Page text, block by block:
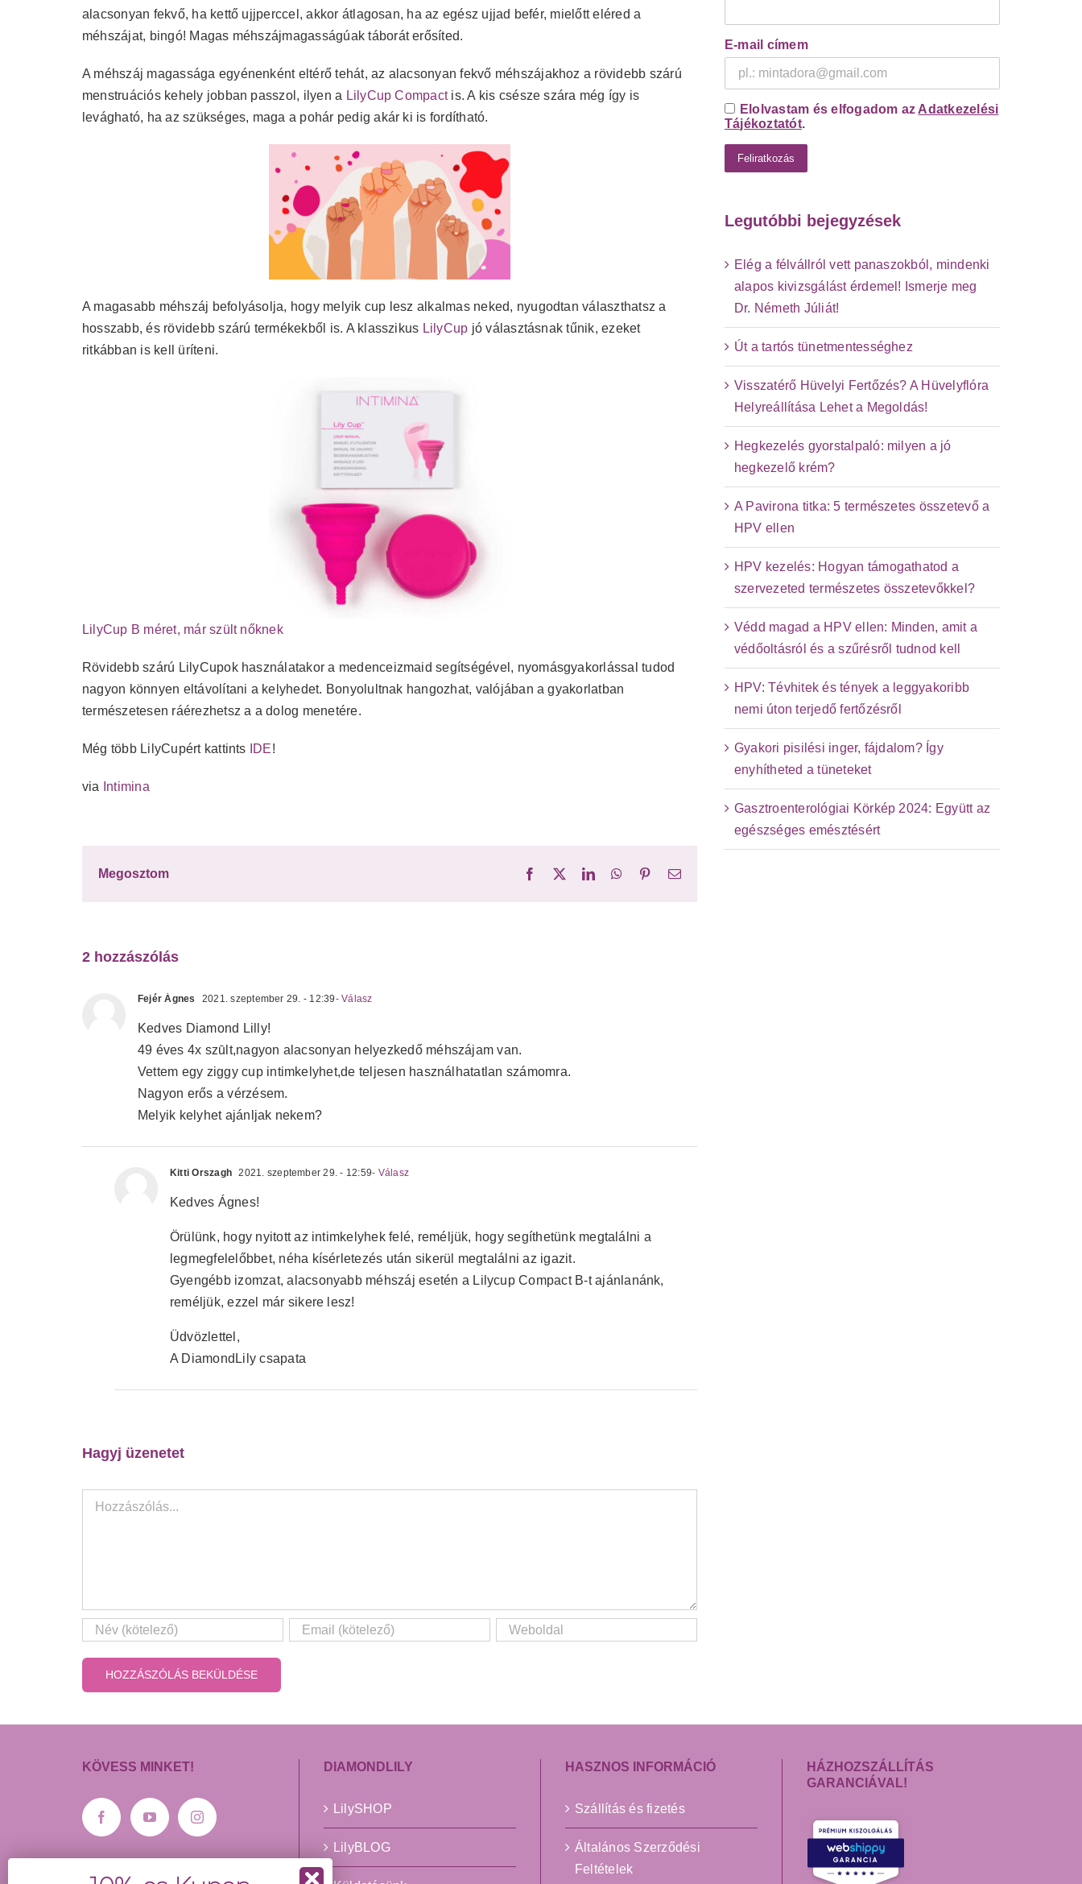
alacsonyan fekvő, ha kettő ujjperccel, akkor átlagosan, ha az egész ujjad befér, mielőtt eléred a
méhszájat, bingó! Magas méhszájmagasságúak táborát erősíted.
A méhszáj magassága egyénenként eltérő tehát, az alacsonyan fekvő méhszájakhoz a rövidebb szárú
menstruációs kehely jobban passzol, ilyen a LilyCup Compactis. A kis csésze szára még így is
levágható, ha az szükséges, maga a pohár pedig akár ki is fordítható.
A magasabb méhszáj befolyásolja, hogy melyik cup lesz alkalmas neked, nyugodtan választhatsz a
hosszabb, és rövidebb szárú termékekből is. A klasszikus LilyCup jó választásnak tűnik, ezeket
ritkábban is kell üríteni.
LilyCup B méret, már szült nőknek
Rövidebb szárú LilyCupok használatakor a medenceizmaid segítségével, nyomásgyakorlással tudod
nagyon könnyen eltávolítani a kelyhedet. Bonyolultnak hangozhat, valójában a gyakorlatban
természetesen ráérezhetsz a a dolog menetére.
Még több LilyCupért kattints IDE!
via Intimina
Megosztom Facebook
X LinkedInWhatsApp
PinterestEmail:
2 hozzászólás
Fejér Ágnes 2021. szeptember 29. - 12:39- Válasz
Kedves Diamond Lilly!
49 éves 4x szūlt,nagyon alacsonyan helyezkedő méhszájam van.
Vettem egy ziggy cup intimkelyhet,de teljesen használhatatlan számomra.
Nagyon erős a vérzésem.
Melyik kelyhet ajánljak nekem?
Kitti Orszagh 2021. szeptember 29. - 12:59- Válasz
Kedves Ágnes!
Örülünk, hogy nyitott az intimkelyhek felé, reméljük, hogy segíthetünk megtalálni a
legmegfelelőbbet, néha kísérletezés után sikerül megtalálni az igazit.
Gyengébb izomzat, alacsonyabb méhszáj esetén a Lilycup Compact B-t ajánlanánk,
reméljük, ezzel már sikere lesz!
Üdvözlettel,
A DiamondLily csapata
Hagyj üzenetet
Hozzászólás
E-mail címem
Elolvastam és elfogadom az Adatkezelési
Tájékoztatót.
Legutóbbi bejegyzések
Elég a félvállról vett panaszokból, mindenki
alapos kivizsgálást érdemel! Ismerje meg
Dr. Németh Júliát!
Út a tartós tünetmentességhez
Visszatérő Hüvelyi Fertőzés? A Hüvelyflóra
Helyreállítása Lehet a Megoldás!
Hegkezelés gyorstalpaló: milyen a jó
hegkezelő krém?
A Pavirona titka: 5 természetes összetevő a
HPV ellen
HPV kezelés: Hogyan támogathatod a
szervezeted természetes összetevőkkel?
Védd magad a HPV ellen: Minden, amit a
védőoltásról és a szűrésről tudnod kell
HPV: Tévhitek és tények a leggyakoribb
nemi úton terjedő fertőzésről
Gyakori pisilési inger, fájdalom? Így
enyhítheted a tüneteket
Gasztroenterológiai Körkép 2024: Együtt az
egészséges emésztésért
KÖVESS MINKET! DIAMONDLILY
LilySHOP
LilyBLOG
HASZNOS INFORMÁCIÓ
Szállítás és fizetés
Általános Szerződési
Feltételek
HÁZHOZSZÁLLÍTÁS
GARANCIÁVAL!